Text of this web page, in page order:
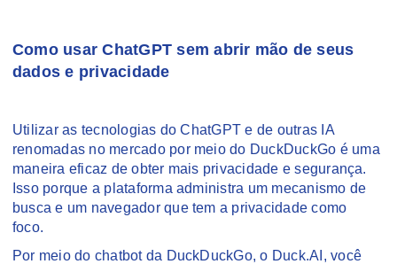
Como usar ChatGPT sem abrir mão de seus
dados e privacidade
Utilizar as tecnologias do ChatGPT e de outras IA
renomadas no mercado por meio do DuckDuckGo é uma
maneira eficaz de obter mais privacidade e segurança.
Isso porque a plataforma administra um mecanismo de
busca e um navegador que tem a privacidade como
foco.
Por meio do chatbot da DuckDuckGo, o Duck.AI, você